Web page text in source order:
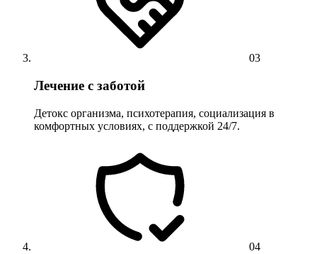
03
Лечение с заботой
Детокс организма, психотерапия, социализация в
комфортных условиях, с поддержкой 24/7.
04